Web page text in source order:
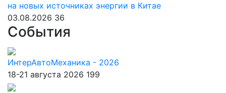
на новых источниках энергии в Китае
03.08.2026 36
События
ИнтерАвтоМеханика - 2026
18-21 августа 2026 199